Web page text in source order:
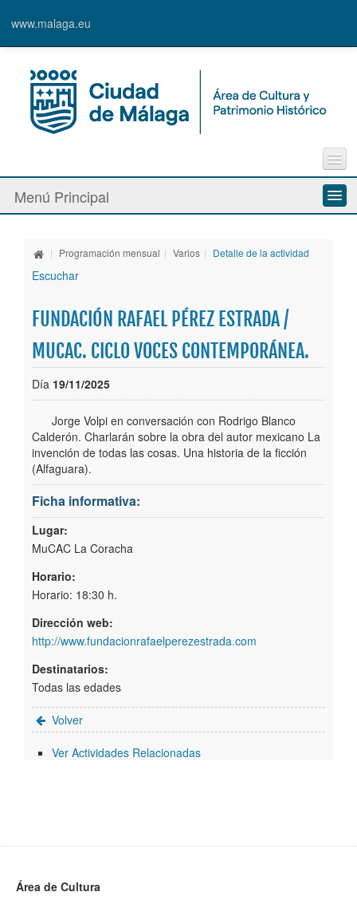
www.malaga.eu
Contacto
Quejas y Sugerencias
Menú Principal
Espacios culturales
Actividades
Banda Municipal de Música
Publicaciones
Trámites
Newsletter
| Programación mensual | Varios | Detalle de la actividad
Escuchar
FUNDACIÓN RAFAEL PÉREZ ESTRADA /
MUCAC. CICLO VOCES CONTEMPORÁNEA.
Día 19/11/2025
Jorge Volpi en conversación con Rodrigo Blanco
Calderón. Charlarán sobre la obra del autor mexicano La
invención de todas las cosas. Una historia de la ficción
(Alfaguara).
Ficha informativa:
Lugar:
MuCAC La Coracha
Horario:
Horario: 18:30 h.
Dirección web:
http://www.fundacionrafaelperezestrada.com
Destinatarios:
Todas las edades
Volver
Ver Actividades Relacionadas
Área de Cultura